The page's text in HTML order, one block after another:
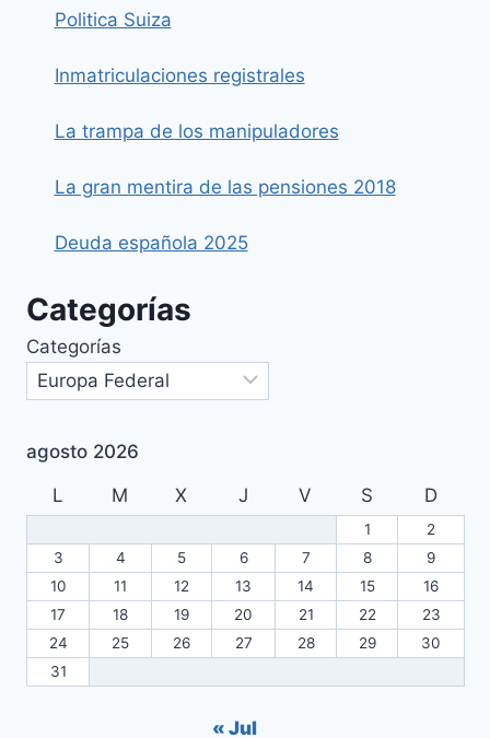
Politica Suiza
Inmatriculaciones registrales
La trampa de los manipuladores
La gran mentira de las pensiones 2018
Deuda española 2025
Categorías
Categorías
agosto 2026
L
M X J V S D
1
2
3
4 5 6 7 8
9
10
11 12 13 14 15
16
17
18 19 20 21 22
23
24
25 26 27 28 29
30
31
« Jul